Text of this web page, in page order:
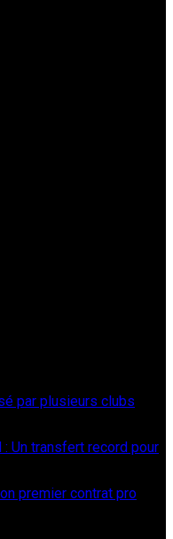
par plusieurs clubs
: Un transfert record pour
premier contrat pro